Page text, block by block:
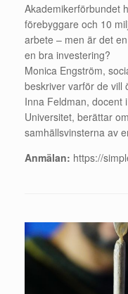
Akademikerförbundet
förebyggare och 10
arbete – men är det
en bra investering?
Monica Engström,
beskriver varför de vill
Inna Feldman, docent
Universitet, berättar
samhällsvinsterna av
Anmälan: https://